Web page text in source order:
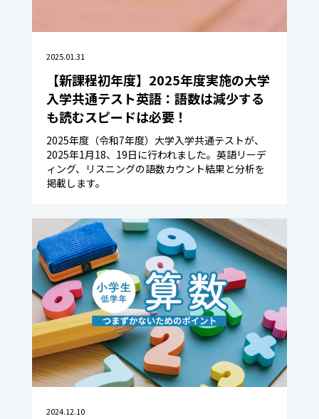
2025.01.31
【新課程初年度】2025年度実施の大学
入学共通テスト英語：語数は減少する
も読むスピードは必要！
2025年度（令和7年度）大学入学共通テストが、
2025年1月18、19日に行われました。英語リーデ
ィング、リスニングの語数カウント結果と分析を
掲載します。
2024.12.10